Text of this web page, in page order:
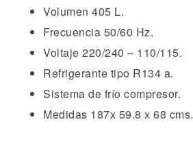
Volumen 405 L.
Frecuencia 50/60 Hz.
Voltaje 220/240 – 110/115.
Refrigerante tipo R134 a.
Sistema de frío compresor.
Medidas 187x 59.8 x 68 cms.